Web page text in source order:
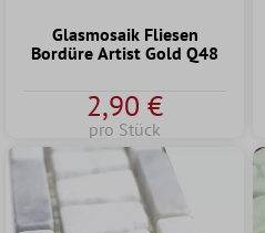
Glasmosaik Fliesen
Bordüre Artist Gold Q48
2,90 €
pro Stück